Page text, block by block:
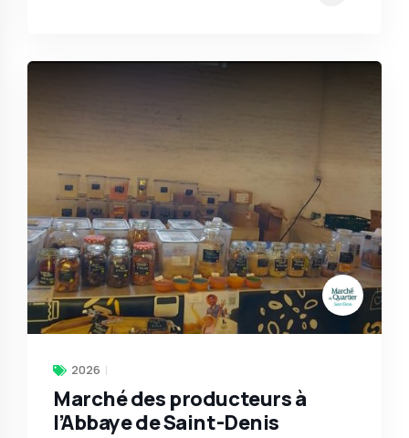
2026
Marché des producteurs à
l’Abbaye de Saint-Denis